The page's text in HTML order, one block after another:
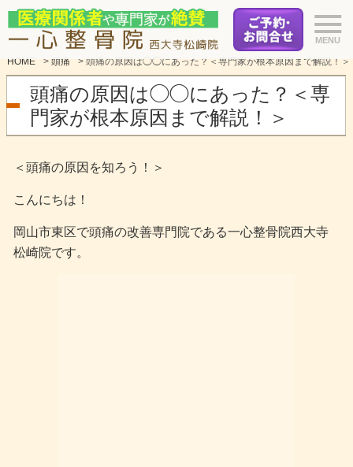
HOME > 頭痛 > 頭痛の原因は◯◯にあった？＜専門家が根本原因まで解説！＞
頭痛の原因は◯◯にあった？＜専
門家が根本原因まで解説！＞
＜頭痛の原因を知ろう！＞
こんにちは！
岡山市東区で頭痛の改善専門院である一心整骨院西大寺
松崎院です。